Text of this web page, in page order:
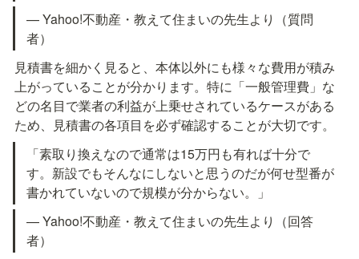
— Yahoo!不動産・教えて住まいの先生より（質問
者）
見積書を細かく見ると、本体以外にも様々な費用が積み
上がっていることが分かります。特に「一般管理費」な
どの名目で業者の利益が上乗せされているケースがある
ため、見積書の各項目を必ず確認することが大切です。
「素取り換えなので通常は15万円も有れば十分で
す。新設でもそんなにしないと思うのだが何せ型番が
書かれていないので規模が分からない。」
— Yahoo!不動産・教えて住まいの先生より（回答
者）